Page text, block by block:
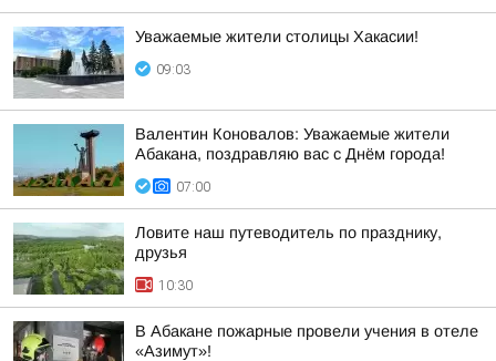
Уважаемые жители столицы Хакасии!
09:03
Валентин Коновалов: Уважаемые жители
Абакана, поздравляю вас с Днём города!
07:00
Ловите наш путеводитель по празднику,
друзья
10:30
В Абакане пожарные провели учения в отеле
«Азимут»!